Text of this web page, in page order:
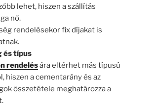
lehet, hiszen a szállítás
nő.
rendelésekor fix díjakat is
és típus
rendelésára eltérhet más típusú
hiszen a cementarány és az
összetétele meghatározza a